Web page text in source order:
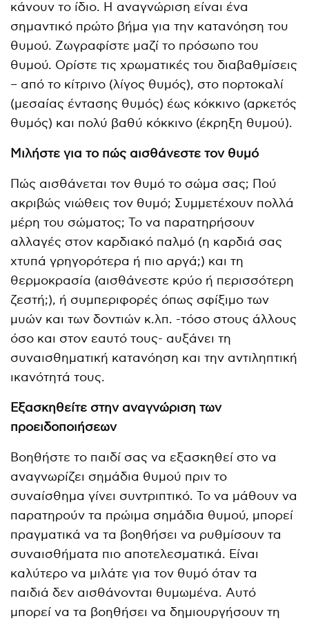
κάνουν το ίδιο. Η αναγνώριση είναι ένα
σημαντικό πρώτο βήμα για την κατανόηση του
θυμού. Ζωγραφίστε μαζί το πρόσωπο του
θυμού. Ορίστε τις χρωματικές του διαβαθμίσεις
– από το κίτρινο (λίγος θυμός), στο πορτοκαλί
(μεσαίας έντασης θυμός) έως κόκκινο (αρκετός
θυμός) και πολύ βαθύ κόκκινο (έκρηξη θυμού).
Μιλήστε για το πώς αισθάνεστε τον θυμό
Πώς αισθάνεται τον θυμό το σώμα σας; Πού
ακριβώς νιώθεις τον θυμό; Συμμετέχουν πολλά
μέρη του σώματος; Το να παρατηρήσουν
αλλαγές στον καρδιακό παλμό (η καρδιά σας
χτυπά γρηγορότερα ή πιο αργά;) και τη
θερμοκρασία (αισθάνεστε κρύο ή περισσότερη
ζεστή;), ή συμπεριφορές όπως σφίξιμο των
μυών και των δοντιών κ.λπ. -τόσο στους άλλους
όσο και στον εαυτό τους- αυξάνει τη
συναισθηματική κατανόηση και την αντιληπτική
ικανότητά τους.
Εξασκηθείτε στην αναγνώριση των
προειδοποιήσεων
Βοηθήστε το παιδί σας να εξασκηθεί στο να
αναγνωρίζει σημάδια θυμού πριν το
συναίσθημα γίνει συντριπτικό. Το να μάθουν να
παρατηρούν τα πρώιμα σημάδια θυμού, μπορεί
πραγματικά να τα βοηθήσει να ρυθμίσουν τα
συναισθήματα πιο αποτελεσματικά. Είναι
καλύτερο να μιλάτε για τον θυμό όταν τα
παιδιά δεν αισθάνονται θυμωμένα. Αυτό
μπορεί να τα βοηθήσει να δημιουργήσουν τη